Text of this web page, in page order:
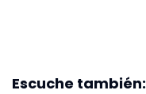
Escuche también: